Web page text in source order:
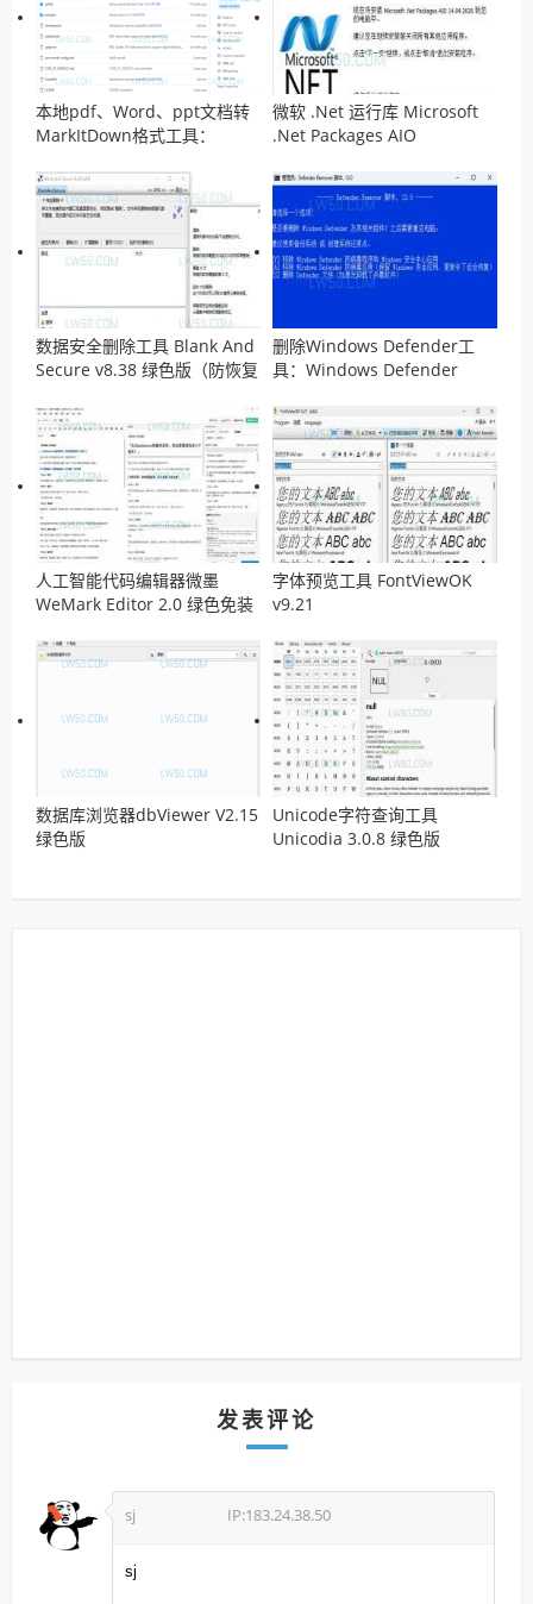
本地pdf、Word、ppt文档转
MarkItDown格式工具：
微软 .Net 运行库 Microsoft
.Net Packages AIO
数据安全删除工具 Blank And
Secure v8.38 绿色版（防恢复
删除Windows Defender工
具：Windows Defender
人工智能代码编辑器微墨
WeMark Editor 2.0 绿色免装
字体预览工具 FontViewOK
v9.21
数据库浏览器dbViewer V2.15
绿色版
Unicode字符查询工具
Unicodia 3.0.8 绿色版
发表评论
sj IP:183.24.38.50
sj